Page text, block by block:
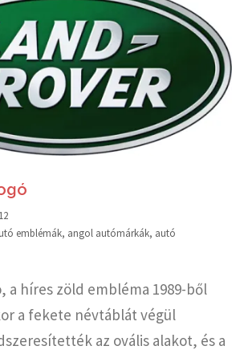
emblémák, angol autómárkák, autó
a híres zöld embléma 1989-ből
a fekete névtáblát végül
az ovális alakot, és a